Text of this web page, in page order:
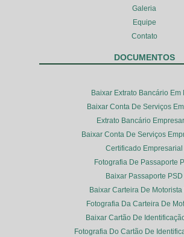
Galeria
Equipe
Contato
DOCUMENTOS
Baixar Extrato Bancário Em
Baixar Conta De Serviços
Extrato Bancário
Baixar Conta De Serviços
Certificado Empresarial
Fotografia De Passaporte
Baixar Passaporte PSD
Baixar Carteira De Motorista
Fotografia Da Carteira De
Baixar Cartão De
Fotografia Do Cartão De